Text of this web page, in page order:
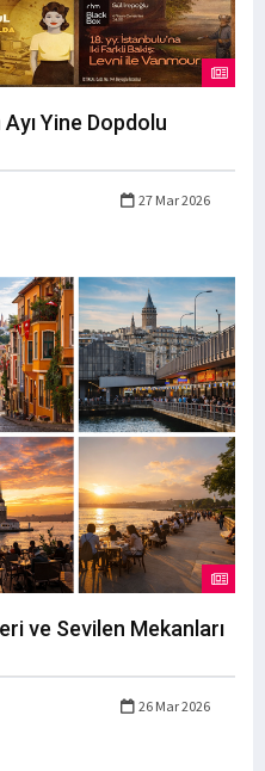
Yine Dopdolu
27 Mar 2026
ve Sevilen Mekanları
26 Mar 2026